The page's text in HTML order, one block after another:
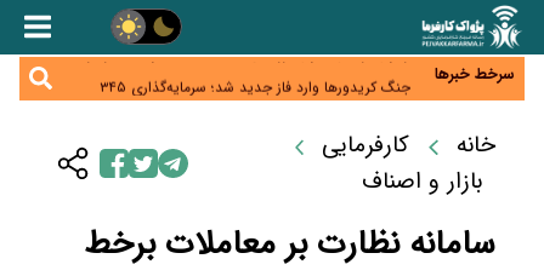
سرخط خبرها
همایش و مسابقه نذری ماه صفر برگزار شد
زائران اربعین نگران ارز باقی‌مانده نباشند؛ خرید دینار در
بانک‌ها و صرافی‌ها جنگ کریدورها وارد فاز جدید شد؛ سرمایه‌گذاری ۳۴۵
میلیارد دلاری اوراسیا تا ۲۰۳۵
شبکه کمتر توسعه می‌یابد
تأمین سرمایه در گردش بدون خلق نقدینگی؛ نقش
جدید سیاست‌های مالیاتی در حمایت از تولید
خانه
کارفرمایی
بازار و اصناف
سامانه نظارت بر معاملات برخط